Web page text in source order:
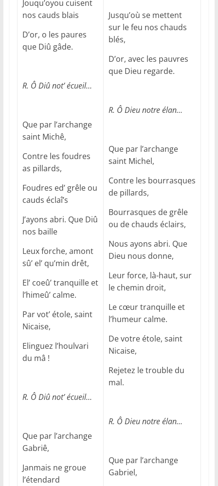
Jouqu’oyou cuisent
nos cauds blais
D’or, o les paures
que Diû gâde.
R. Ô Diû not’ écueil…
Que par l’archange
saint Michê,
Contre les foudres
as pillards,
Foudres ed’ grêle ou
cauds éclaî’s
J’ayons abri. Que Diû
nos baille
Leux forche, amont
sû’ el’ qu’min drêt,
El’ coeû’ tranquille et
l’himeû’ calme.
Par vot’ étole, saint
Nicaise,
Elinguez l’houlvari
du mâ !
R. Ô Diû not’ écueil…
Que par l’archange
Gabriê,
Janmais ne groue
l’étendard
Jusqu’où se mettent
sur le feu nos chauds
blés,
D’or, avec les pauvres
que Dieu regarde.
R. Ô Dieu notre élan…
Que par l’archange
saint Michel,
Contre les bourrasques
de pillards,
Bourrasques de grêle
ou de chauds éclairs,
Nous ayons abri. Que
Dieu nous donne,
Leur force, là-haut, sur
le chemin droit,
Le cœur tranquille et
l’humeur calme.
De votre étole, saint
Nicaise,
Rejetez le trouble du
mal.
R. Ô Dieu notre élan…
Que par l’archange
Gabriel,